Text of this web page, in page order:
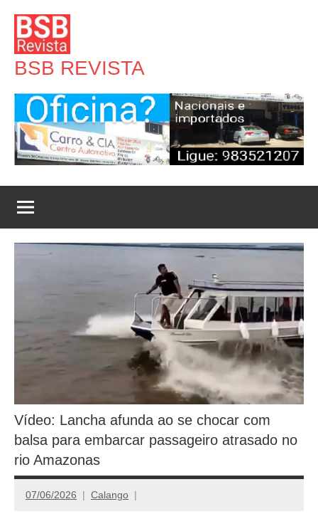
para
conteúdo
BSB REVISTA
Vídeo: Lancha afunda ao se chocar com
balsa para embarcar passageiro atrasado no
rio Amazonas
07/06/2026 Calango